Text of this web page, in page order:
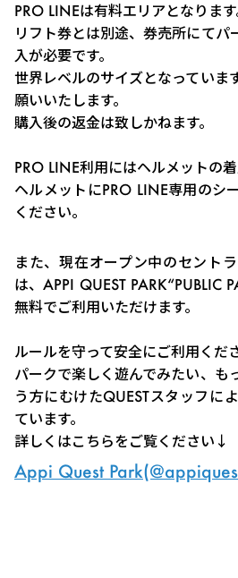
PRO LINEは有料エリアとなります
リフト券とは別途、券売所にてパ
入が必要です。
世界レベルのサイズとなっていま
願いいたします。
購入後の返金は致しかねます。
PRO LINE利用にはヘルメットの着
ヘルメットにPRO LINE専用のシ
ください。
また、現在オープン中のセント
は、APPI QUEST PARK“PUBLIC
無料でご利用いただけます。
ルールを守って安全にご利用くだ
パークで楽しく遊んでみたい、も
う方にむけたQUESTスタッフに
ています。
詳しくはこちらをご覧ください↓
Appi Quest